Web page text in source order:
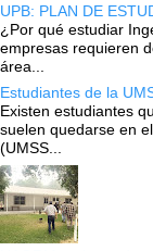
UPB: PLAN DE
¿Por qué estudiar
empresas requieren
área...
Estudiantes de la
Existen estudiantes
suelen quedarse en
(UMSS...